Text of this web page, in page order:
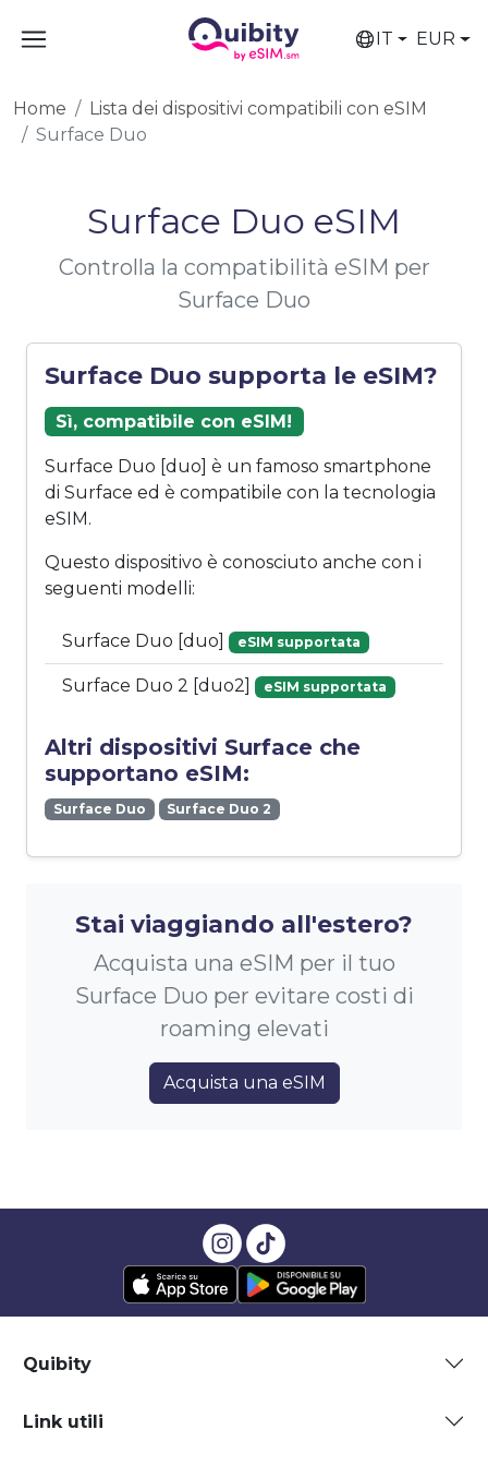
IT EUR
Home
Lista dei dispositivi compatibili con eSIM
Surface Duo
Surface Duo eSIM
Controlla la compatibilità eSIM per
Surface Duo
Surface Duo supporta le eSIM?
Sì, compatibile con eSIM!
Surface Duo [duo] è un famoso smartphone
di Surface ed è compatibile con la tecnologia
eSIM.
Questo dispositivo è conosciuto anche con i
seguenti modelli:
Surface Duo [duo] eSIM supportata
Surface Duo 2 [duo2] eSIM supportata
Altri dispositivi Surface che
supportano eSIM:
Surface Duo Surface Duo 2
Stai viaggiando all'estero?
Acquista una eSIM per il tuo
Surface Duo per evitare costi di
roaming elevati
Acquista una eSIM
Quibity
Link utili